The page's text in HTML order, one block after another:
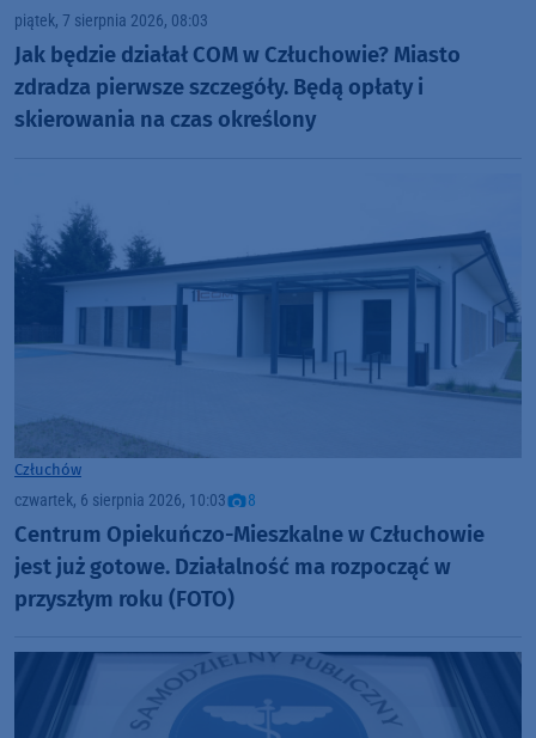
piątek, 7 sierpnia 2026, 08:03
Jak będzie działał COM w Człuchowie? Miasto
zdradza pierwsze szczegóły. Będą opłaty i
skierowania na czas określony
Człuchów
czwartek, 6 sierpnia 2026, 10:03 8
Centrum Opiekuńczo-Mieszkalne w Człuchowie
jest już gotowe. Działalność ma rozpocząć w
przyszłym roku (FOTO)